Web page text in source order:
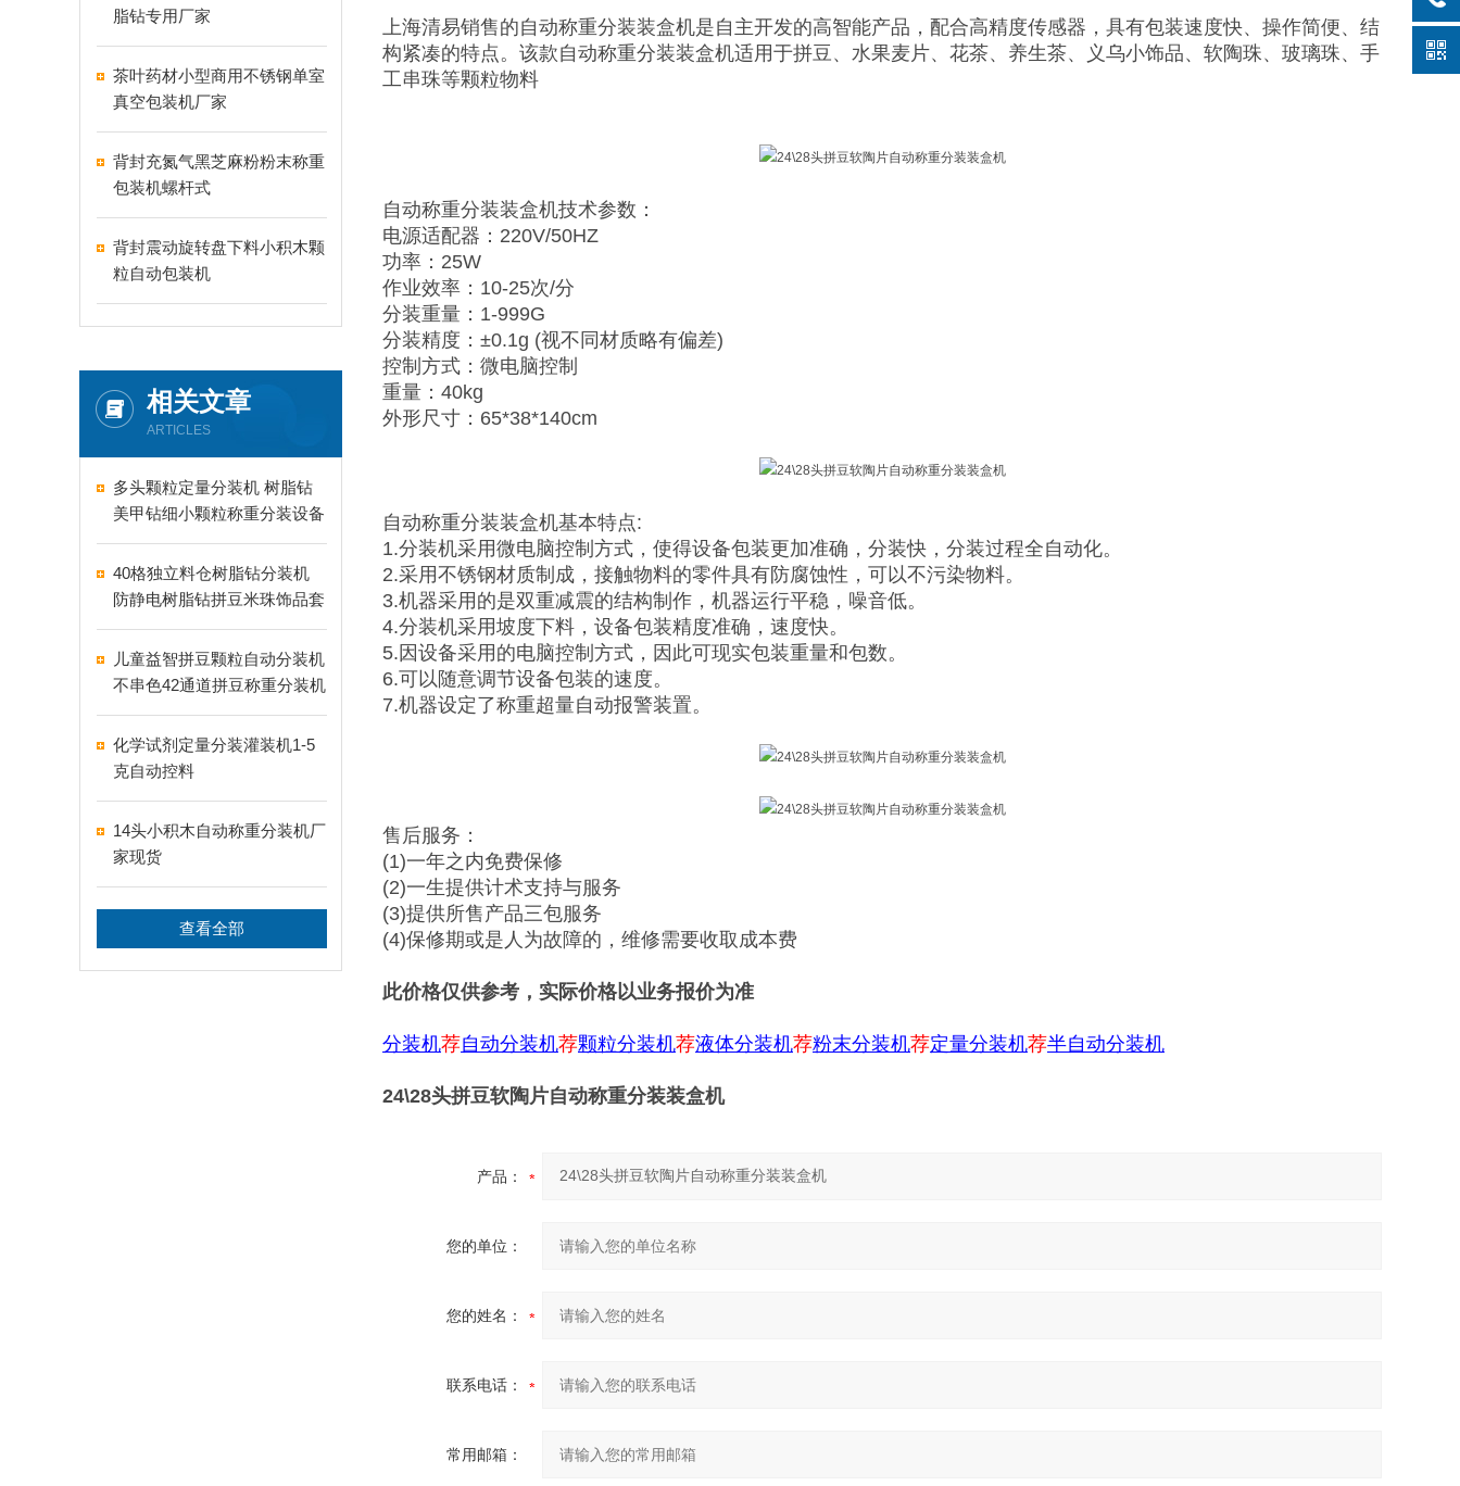
脂钻专用厂家
茶叶药材小型商用不锈钢单室
真空包装机厂家
背封充氮气黑芝麻粉粉末称重
包装机螺杆式
背封震动旋转盘下料小积木颗
粒自动包装机
相关文章
ARTICLES
多头颗粒定量分装机 树脂钻
美甲钻细小颗粒称重分装设备
支持24-60头定制
40格独立料仓树脂钻分装机
防静电树脂钻拼豆米珠饰品套
盒分装设备
儿童益智拼豆颗粒自动分装机
不串色42通道拼豆称重分装机
化学试剂定量分装灌装机1-5
克自动控料
14头小积木自动称重分装机厂
家现货
查看全部
上海清易销售的自动称重分装装盒机是自主开发的高智能产品，配合高精度传感器，具有包装速度快、操作简便、结
构紧凑的特点。该款自动称重分装装盒机适用于拼豆、水果麦片、花茶、养生茶、义乌小饰品、软陶珠、玻璃珠、手
工串珠等颗粒物料
自动称重分装装盒机技术参数：
电源适配器：220V/50HZ
功率：25W
作业效率：10-25次/分
分装重量：1-999G
分装精度：±0.1g (视不同材质略有偏差)
控制方式：微电脑控制
重量：40kg
外形尺寸：65*38*140cm
自动称重分装装盒机基本特点:
1.分装机采用微电脑控制方式，使得设备包装更加准确，分装快，分装过程全自动化。
2.采用不锈钢材质制成，接触物料的零件具有防腐蚀性，可以不污染物料。
3.机器采用的是双重减震的结构制作，机器运行平稳，噪音低。
4.分装机采用坡度下料，设备包装精度准确，速度快。
5.因设备采用的电脑控制方式，因此可现实包装重量和包数。
6.可以随意调节设备包装的速度。
7.机器设定了称重超量自动报警装置。
售后服务：
(1)一年之内免费保修
(2)一生提供计术支持与服务
(3)提供所售产品三包服务
(4)保修期或是人为故障的，维修需要收取成本费
此价格仅供参考，实际价格以业务报价为准
分装机荐自动分装机荐颗粒分装机荐液体分装机荐粉末分装机荐定量分装机荐半自动分装机
24\28头拼豆软陶片自动称重分装装盒机
产品：
您的单位：
您的姓名：
联系电话：
常用邮箱：